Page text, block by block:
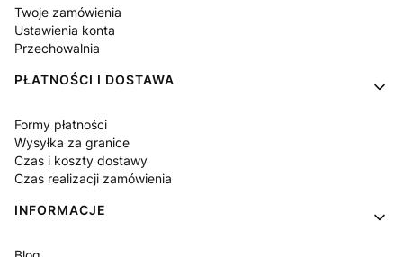
Twoje zamówienia
Ustawienia konta
Przechowalnia
PŁATNOŚCI I DOSTAWA
Formy płatności
Wysyłka za granice
Czas i koszty dostawy
Czas realizacji zamówienia
INFORMACJE